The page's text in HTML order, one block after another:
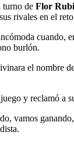
turno de Flor
rivales en el
cuando,
burlón.
el nombre
y reclamó a
vamos